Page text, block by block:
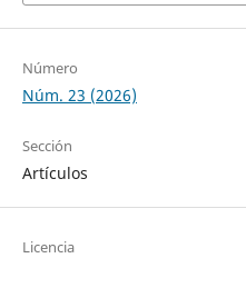
Número
Núm. 23 (2026)
Sección
Artículos
Licencia